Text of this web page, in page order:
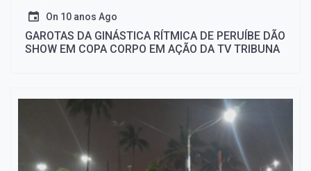
On 10 anos Ago
GAROTAS DA GINÁSTICA RÍTMICA DE PERUÍBE DÃO
SHOW EM COPA CORPO EM AÇÃO DA TV TRIBUNA